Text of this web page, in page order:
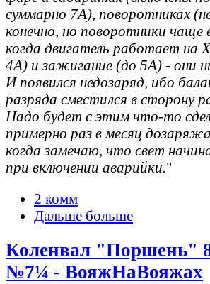
суммарно 7А), поворотниках
конечно, но поворотники чаще
когда двигатель работает на
4А) и зажигание (до 5А) - они
И появился недозаряд, ибо
разряда сместился в сторону
Надо будет с этим что-то
примерно раз в месяц
когда замечаю, что свет
при включении аварийки."
2 комм
Дальше больше
Коленвал "Поршень"
№7¼ - ВояжНаВояжах